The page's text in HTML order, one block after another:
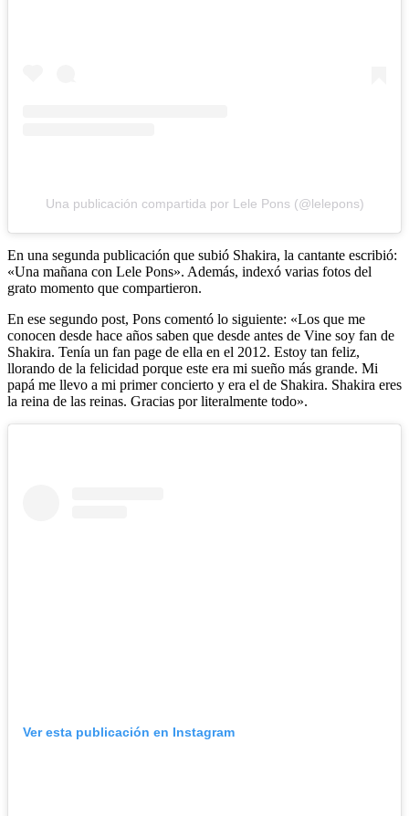
Una publicación compartida por Lele Pons (@lelepons)
En una segunda publicación que subió Shakira, la cantante escribió:
«Una mañana con Lele Pons». Además, indexó varias fotos del
grato momento que compartieron.
En ese segundo post, Pons comentó lo siguiente: «Los que me
conocen desde hace años saben que desde antes de Vine soy fan de
Shakira. Tenía un fan page de ella en el 2012. Estoy tan feliz,
llorando de la felicidad porque este era mi sueño más grande. Mi
papá me llevo a mi primer concierto y era el de Shakira. Shakira eres
la reina de las reinas. Gracias por literalmente todo».
Ver esta publicación en Instagram